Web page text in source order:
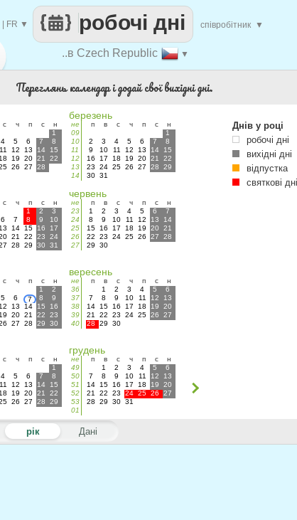
..в Czech Republic ▼
робочі дні
FR ▼ співробітник ▼
Переглянь календар і додай свої вихідні дні.
с ч п с
н
1
4 5 6 7
8
11 12 13 14
15
18 19 20 21
22
26 27 28
березень
не п в с ч п с
н
09
1
10
2 3 4 5 6 7
8
11
9 10 11 12 13 14
15
12
16 17 18 19 20 21
22
13
23 24 25 26 27 28
29
14
30 31
с ч п с
н
1 2
3
6 7 8 9
10
13 14 15 16
17
21 22 23
24
28 29 30 31
червень
не п в с ч п с
н
23
1 2 3 4 5 6
7
24
8 9 10 11 12 13
14
25
15 16 17 18 19 20
21
26
22 23 24 25 26 27
28
27
29 30
с ч п с
н
1
2
5 6 7 8
9
12 13 14 15
16
19 20 21 22
23
27 28 29
30
вересень
не п в с ч п с
н
36
1 2 3 4 5
6
37
7 8 9 10 11 12
13
38
14 15 16 17 18 19
20
39
21 22 23 24 25 26
27
40
28 29 30
с ч п с
н
1
4 5 6 7
8
11 12 13 14
15
18 19 20 21
22
26 27 28
29
грудень
не п в с ч п с
н
49
1 2 3 4 5
6
50
7 8 9 10 11 12
13
51
14 15 16 17 18 19
20
52
21 22 23 24 25 26
27
53
28 29 30 31
01
рік Дані
Днів у році
робочі дні
вихідні дні
відпустка
святкові дні